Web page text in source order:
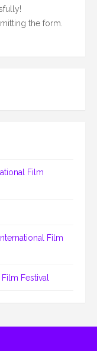
the form.
Film
Film
Festival